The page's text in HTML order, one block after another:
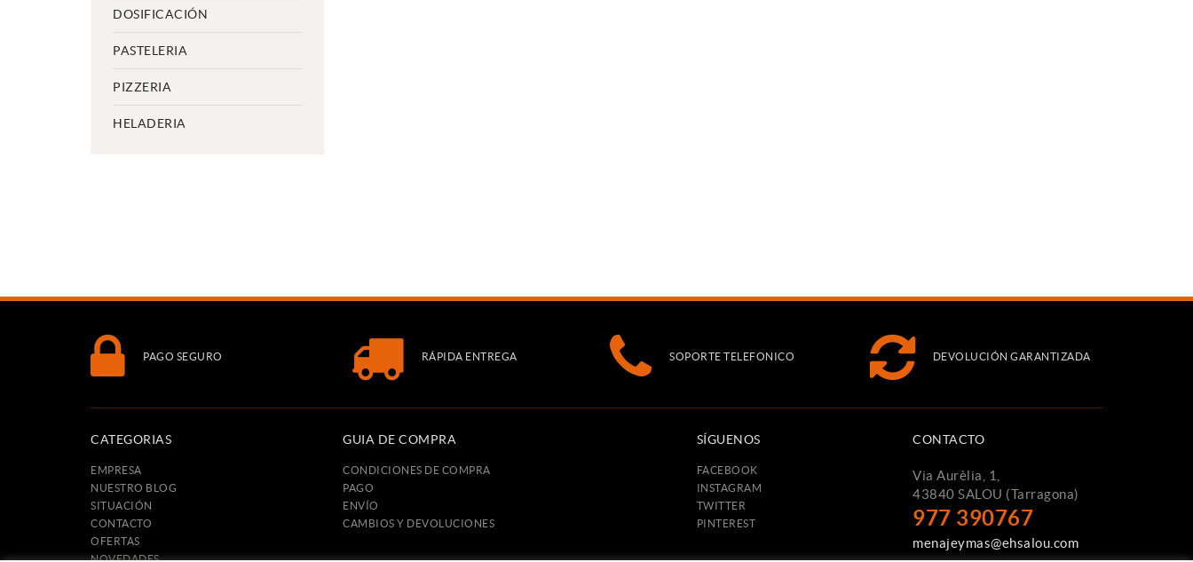
DOSIFICACIÓN
PASTELERIA
PIZZERIA
HELADERIA
PAGO SEGURO RÁPIDA ENTREGA SOPORTE TELEFONICO DEVOLUCIÓN GARANTIZADA
CATEGORIAS
EMPRESA
NUESTRO BLOG
SITUACIÓN
CONTACTO
OFERTAS
NOVEDADES
GUIA DE COMPRA
CONDICIONES DE COMPRA
PAGO
ENVÍO
CAMBIOS Y DEVOLUCIONES
SÍGUENOS
FACEBOOK
INSTAGRAM
TWITTER
PINTEREST
CONTACTO
Via Aurèlia, 1,
43840 SALOU (Tarragona)
977 390767
menajeymas@ehsalou.com